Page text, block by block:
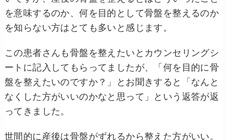
を意味するのか、何を目的として骨盤を整えるのか
を知らない方はとても多いと感じます。
この患者さんも骨盤を整えたいとカウンセリングシ
ートに記入してもらってましたが、「何を目的に骨
盤を整えたいのですか？」とお聞きすると「なんと
なくした方がいいのかなと思って」という返答が返
ってきました。
世間的に産後は骨盤がずれるから整えた方がいい。